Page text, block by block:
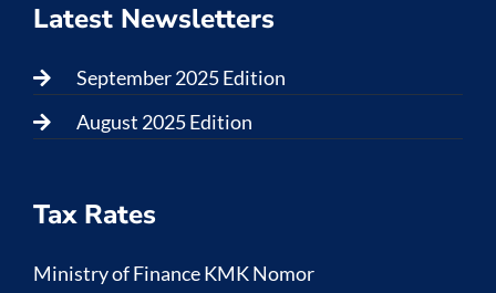
Latest Newsletters
September 2025 Edition
August 2025 Edition
Tax Rates
Ministry of Finance KMK Nomor